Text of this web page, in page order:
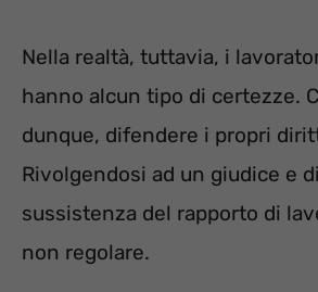
Nella realtà, tuttavia, i
hanno alcun tipo di certezze.
dunque, difendere i propri
Rivolgendosi ad un giudice e
sussistenza del rapporto di
non regolare.